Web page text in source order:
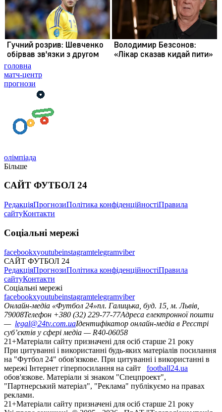
головна
матч-центр
прогнози
олімпіада
Більше
САЙТ ФУТБОЛ 24
РедакціяПрогнозиПолітика конфіденційностіПравила
сайтуКонтакти
Соціальні мережі
facebookxyoutubeinstagramtelegramviber
САЙТ ФУТБОЛ 24
РедакціяПрогнозиПолітика конфіденційностіПравила
сайтуКонтакти
Соціальні мережі
facebookxyoutubeinstagramtelegramviber
Онлайн-медіа «Футбол 24»пл. Галицька, буд. 15, м. Львів,
79008Телефон +380 (32) 229-77-77Адреса електронної пошти
— legal@24tv.com.uaІдентифікатор онлайн-медіа в Реєстрі
суб’єктів у сфері медіа — R40-06058
21+Матеріали сайту призначені для осіб старше 21 року
При цитуванні і використанні будь-яких матеріалів посилання
на "Футбол 24" обов'язкове. При цитуванні і використанні в
мережі Інтернет гіперпосилання на сайт
football24.ua
обов'язкове. Матеріали зі знаком "Спецпроект",
"Партнерський матеріал", "Реклама" публікуємо на правах
реклами.
21+Матеріали сайту призначені для осіб старше 21 року